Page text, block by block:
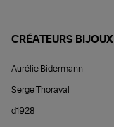
CRÉATEURS BIJOUX
Aurélie Bidermann
Serge Thoraval
d1928